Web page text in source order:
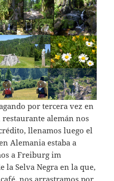
por tercera vez en
alemán nos
llenamos luego el
Alemania estaba a
a Freiburg im
la Selva Negra en la que,
nos arrastramos por